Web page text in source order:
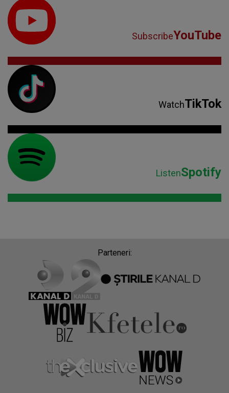
SubscribeYouTube
WatchTikTok
ListenSpotify
Parteneri: